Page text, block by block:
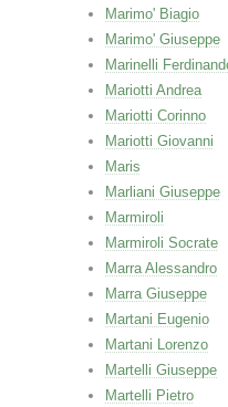
Marimo' Biagio
Marimo' Giuseppe
Marinelli
Mariotti Andrea
Mariotti Corinno
Mariotti Giovanni
Maris
Marliani Giuseppe
Marmiroli
Marmiroli Socrate
Marra Alessandro
Marra Giuseppe
Martani Eugenio
Martani Lorenzo
Martelli Giuseppe
Martelli Pietro